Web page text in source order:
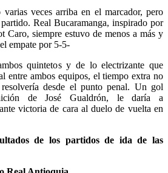
varias veces arriba en el marcador, pero
Real Bucaramanga, inspirado por
Caro, siempre estuvo de menos a más y
empate por 5-5-
quintetos y de lo electrizante que
entre ambos equipos, el tiempo extra no
desde el punto penal. Un gol
de José Gualdrón, le daría a
victoria de cara al duelo de vuelta en
de los partidos de ida de las